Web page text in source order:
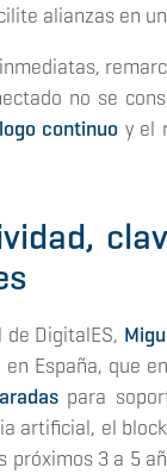
alianzas en
no se
continuo y el
DigitalES,
España, que
para
artificial, el
próximos 3 a 5